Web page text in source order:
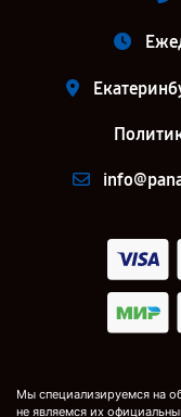
Мы специализируемся на
не являемся их